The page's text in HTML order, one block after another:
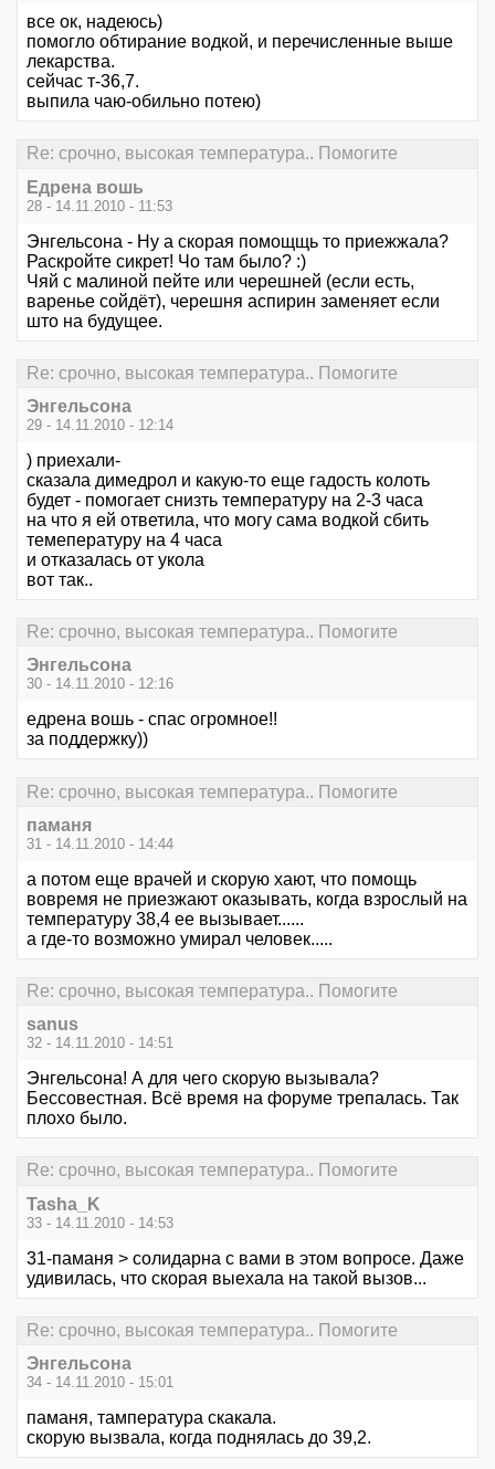
все ок, надеюсь)
помогло обтирание водкой, и перечисленные выше
лекарства.
сейчас т-36,7.
выпила чаю-обильно потею)
Re: срочно, высокая температура.. Помогите
Едрена вошь
28 - 14.11.2010 - 11:53
Энгельсона - Ну а скорая помощщь то приежжала?
Раскройте сикрет! Чо там было? :)
Чяй с малиной пейте или черешней (если есть,
варенье сойдёт), черешня аспирин заменяет если
што на будущее.
Re: срочно, высокая температура.. Помогите
Энгельсона
29 - 14.11.2010 - 12:14
) приехали-
сказала димедрол и какую-то еще гадость колоть
будет - помогает снизть температуру на 2-3 часа
на что я ей ответила, что могу сама водкой сбить
темепературу на 4 часа
и отказалась от укола
вот так..
Re: срочно, высокая температура.. Помогите
Энгельсона
30 - 14.11.2010 - 12:16
едрена вошь - спас огромное!!
за поддержку))
Re: срочно, высокая температура.. Помогите
паманя
31 - 14.11.2010 - 14:44
а потом еще врачей и скорую хают, что помощь
вовремя не приезжают оказывать, когда взрослый на
температуру 38,4 ее вызывает......
а где-то возможно умирал человек.....
Re: срочно, высокая температура.. Помогите
sanus
32 - 14.11.2010 - 14:51
Энгельсона! А для чего скорую вызывала?
Бессовестная. Всё время на форуме трепалась. Так
плохо было.
Re: срочно, высокая температура.. Помогите
Tasha_K
33 - 14.11.2010 - 14:53
31-паманя > солидарна с вами в этом вопросе. Даже
удивилась, что скорая выехала на такой вызов...
Re: срочно, высокая температура.. Помогите
Энгельсона
34 - 14.11.2010 - 15:01
паманя, тампература скакала.
скорую вызвала, когда поднялась до 39,2.